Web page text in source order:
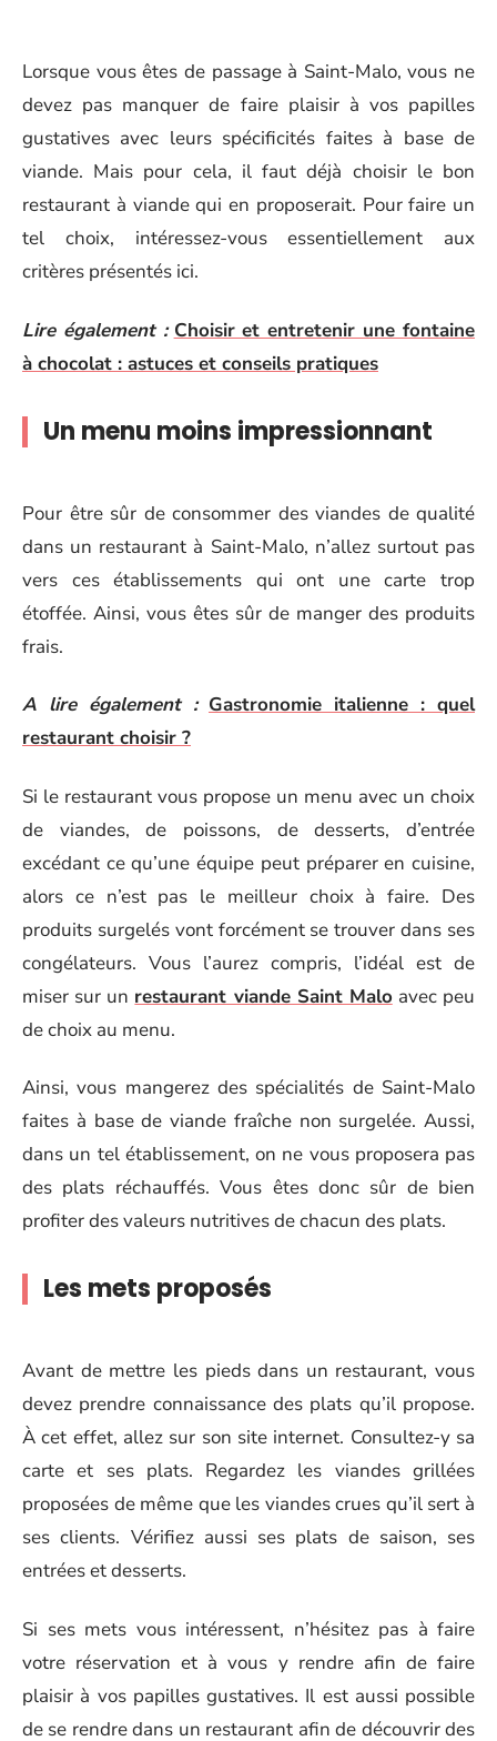
Lorsque vous êtes de passage à Saint-Malo, vous ne
devez pas manquer de faire plaisir à vos papilles
gustatives avec leurs spécificités faites à base de
viande. Mais pour cela, il faut déjà choisir le bon
restaurant à viande qui en proposerait. Pour faire un
tel choix, intéressez-vous essentiellement aux
critères présentés ici.
Lire également : Choisir et entretenir une fontaine
à chocolat : astuces et conseils pratiques
Un menu moins impressionnant
Pour être sûr de consommer des viandes de qualité
dans un restaurant à Saint-Malo, n’allez surtout pas
vers ces établissements qui ont une carte trop
étoffée. Ainsi, vous êtes sûr de manger des produits
frais.
A lire également : Gastronomie italienne : quel
restaurant choisir ?
Si le restaurant vous propose un menu avec un choix
de viandes, de poissons, de desserts, d’entrée
excédant ce qu’une équipe peut préparer en cuisine,
alors ce n’est pas le meilleur choix à faire. Des
produits surgelés vont forcément se trouver dans ses
congélateurs. Vous l’aurez compris, l’idéal est de
miser sur un restaurant viande Saint Malo avec peu
de choix au menu.
Ainsi, vous mangerez des spécialités de Saint-Malo
faites à base de viande fraîche non surgelée. Aussi,
dans un tel établissement, on ne vous proposera pas
des plats réchauffés. Vous êtes donc sûr de bien
profiter des valeurs nutritives de chacun des plats.
Les mets proposés
Avant de mettre les pieds dans un restaurant, vous
devez prendre connaissance des plats qu’il propose.
À cet effet, allez sur son site internet. Consultez-y sa
carte et ses plats. Regardez les viandes grillées
proposées de même que les viandes crues qu’il sert à
ses clients. Vérifiez aussi ses plats de saison, ses
entrées et desserts.
Si ses mets vous intéressent, n’hésitez pas à faire
votre réservation et à vous y rendre afin de faire
plaisir à vos papilles gustatives. Il est aussi possible
de se rendre dans un restaurant afin de découvrir des